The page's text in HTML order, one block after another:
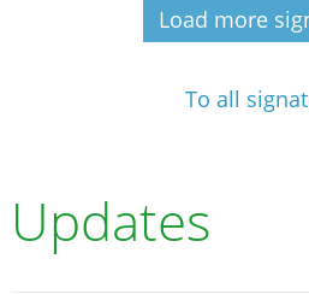
Load more
To all
Updates